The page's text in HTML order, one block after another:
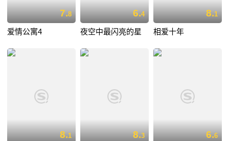
7.8
爱情公寓4
6.4
夜空中最闪亮的星
8.1
相爱十年
8.1 8.3 6.6